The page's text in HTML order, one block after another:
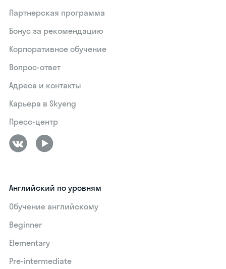
Партнерская программа
Бонус за рекомендацию
Корпоративное обучение
Вопрос-ответ
Адреса и контакты
Карьера в Skyeng
Пресс-центр
Английский по уровням
Обучение английскому
Beginner
Elementary
Pre-intermediate